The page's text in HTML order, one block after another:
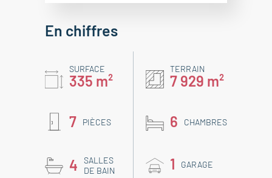
En chiffres
SURFACE
335 m²
TERRAIN
7 929 m²
7 PIÈCES 6 CHAMBRES
4
SALLES
DE BAIN
1 GARAGE